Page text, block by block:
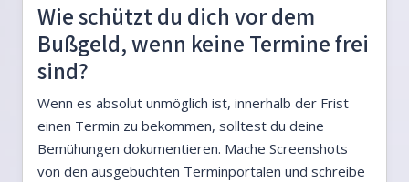
Wie schützt du dich vor dem
Bußgeld, wenn keine Termine frei
sind?
Wenn es absolut unmöglich ist, innerhalb der Frist
einen Termin zu bekommen, solltest du deine
Bemühungen dokumentieren. Mache Screenshots
von den ausgebuchten Terminportalen und schreibe